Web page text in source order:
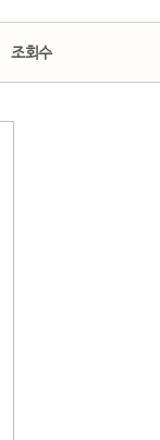
조회수